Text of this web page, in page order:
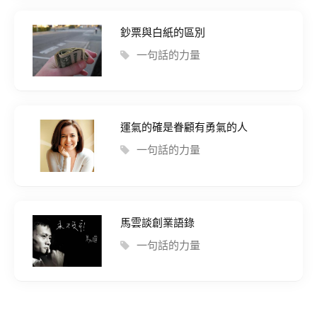
鈔票與白紙的區別
一句話的力量
運氣的確是眷顧有勇氣的人
一句話的力量
馬雲談創業語錄
一句話的力量